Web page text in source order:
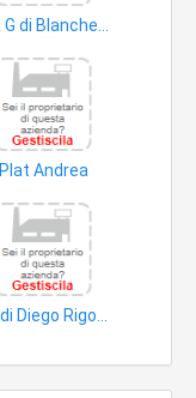
Plat Andrea